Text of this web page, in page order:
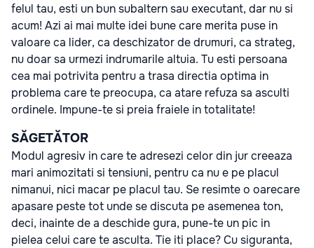
felul tau, esti un bun subaltern sau executant, dar nu si
acum! Azi ai mai multe idei bune care merita puse in
valoare ca lider, ca deschizator de drumuri, ca strateg,
nu doar sa urmezi indrumarile altuia. Tu esti persoana
cea mai potrivita pentru a trasa directia optima in
problema care te preocupa, ca atare refuza sa asculti
ordinele. Impune-te si preia fraiele in totalitate!
SĂGETĂTOR
Modul agresiv in care te adresezi celor din jur creeaza
mari animozitati si tensiuni, pentru ca nu e pe placul
nimanui, nici macar pe placul tau. Se resimte o oarecare
apasare peste tot unde se discuta pe asemenea ton,
deci, inainte de a deschide gura, pune-te un pic in
pielea celui care te asculta. Tie iti place? Cu siguranta,